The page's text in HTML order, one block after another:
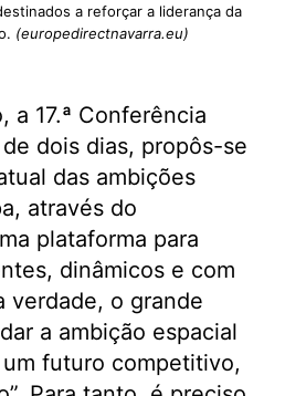
a reforçar a liderança da
(europedirectnavarra.eu)
a 17.ª Conferência
dois dias, propôs-se
das ambições
através do
plataforma para
dinâmicos e com
verdade, o grande
a ambição espacial
futuro competitivo,